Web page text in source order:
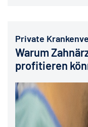
Private
Warum
profitieren